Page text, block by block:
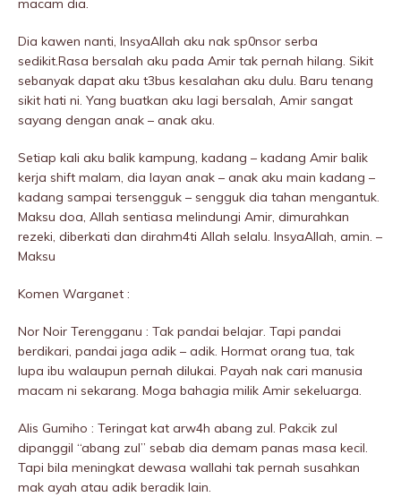
macam dia.
Dia kawen nanti, InsyaAllah aku nak sp0nsor serba
sedikit.Rasa bersalah aku pada Amir tak pernah hilang. Sikit
sebanyak dapat aku t3bus kesalahan aku dulu. Baru tenang
sikit hati ni. Yang buatkan aku lagi bersalah, Amir sangat
sayang dengan anak – anak aku.
Setiap kali aku balik kampung, kadang – kadang Amir balik
kerja shift malam, dia layan anak – anak aku main kadang –
kadang sampai tersengguk – sengguk dia tahan mengantuk.
Maksu doa, Allah sentiasa meIindungi Amir, dimurahkan
rezeki, diberkati dan dirahm4ti Allah selalu. InsyaAllah, amin. –
Maksu
Komen Warganet :
Nor Noir Terengganu : Tak pandai belajar. Tapi pandai
berdikari, pandai jaga adik – adik. Hormat orang tua, tak
lupa ibu walaupun pernah diIukai. Payah nak cari manusia
macam ni sekarang. Moga bahagia milik Amir sekeluarga.
Alis Gumiho : Teringat kat arw4h abang zul. Pakcik zul
dipanggil “abang zul” sebab dia demam panas masa kecil.
Tapi bila meningkat dewasa wallahi tak pernah susahkan
mak ayah atau adik beradik lain.